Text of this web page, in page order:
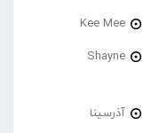
Kee Mee
Shayne
آذرسینا